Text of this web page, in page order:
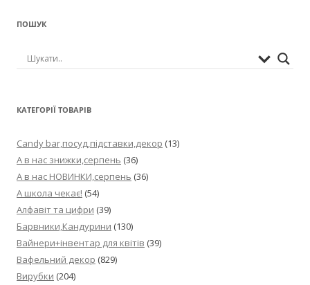
ПОШУК
КАТЕГОРІЇ ТОВАРІВ
Candy bar,посуд,підставки,декор (13)
А в нас знижки,серпень (36)
А в нас НОВИНКИ,серпень (36)
А школа чекає! (54)
Алфавіт та цифри (39)
Барвники,Кандурини (130)
Вайнери+інвентар для квітів (39)
Вафельний декор (829)
Вирубки (204)